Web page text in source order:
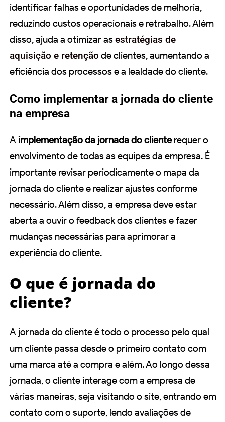
identificar falhas e oportunidades de melhoria,
reduzindo custos operacionais e retrabalho. Além
disso, ajuda a otimizar asestratégias de
aquisição e retenção de clientes, aumentando a
eficiência dos processos e a lealdade do cliente.
Como implementar a jornada do cliente
na empresa
A implementação da jornada do clienterequer o
envolvimento de todas as equipes da empresa. É
importante revisar periodicamente o mapa da
jornada do cliente e realizar ajustes conforme
necessário. Além disso, a empresa deve estar
aberta a ouvir o feedback dos clientes e fazer
mudanças necessárias para aprimorar a
experiência do cliente.
O que é jornada do
cliente?
A jornada do cliente é todo o processo pelo qual
um cliente passa desde o primeiro contato com
uma marca até a compra e além. Ao longo dessa
jornada, o cliente interage com a empresa de
várias maneiras, seja visitando o site, entrando em
contato com o suporte, lendo avaliações de